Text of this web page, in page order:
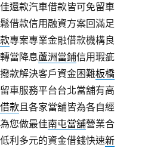
還款汽車借款皆可免留車
借款信用融資方案回滿足
專案專業金融借款機構良
當降息蘆洲當鋪信用瑕疵
款解決客戶資金困難板橋
車服務平台台北當舖有高
款且各家當舖皆為各自經
您做最佳南屯當舖營業合
利多元的資金借錢快速新